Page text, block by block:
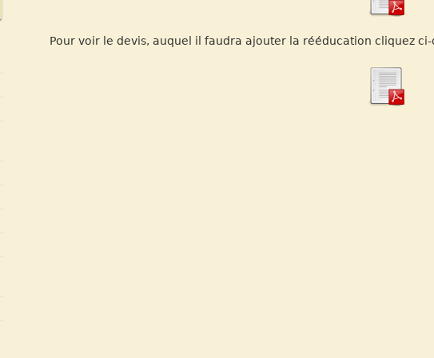
Pour voir le devis, auquel il faudra ajouter la rééducation cliquez ci-